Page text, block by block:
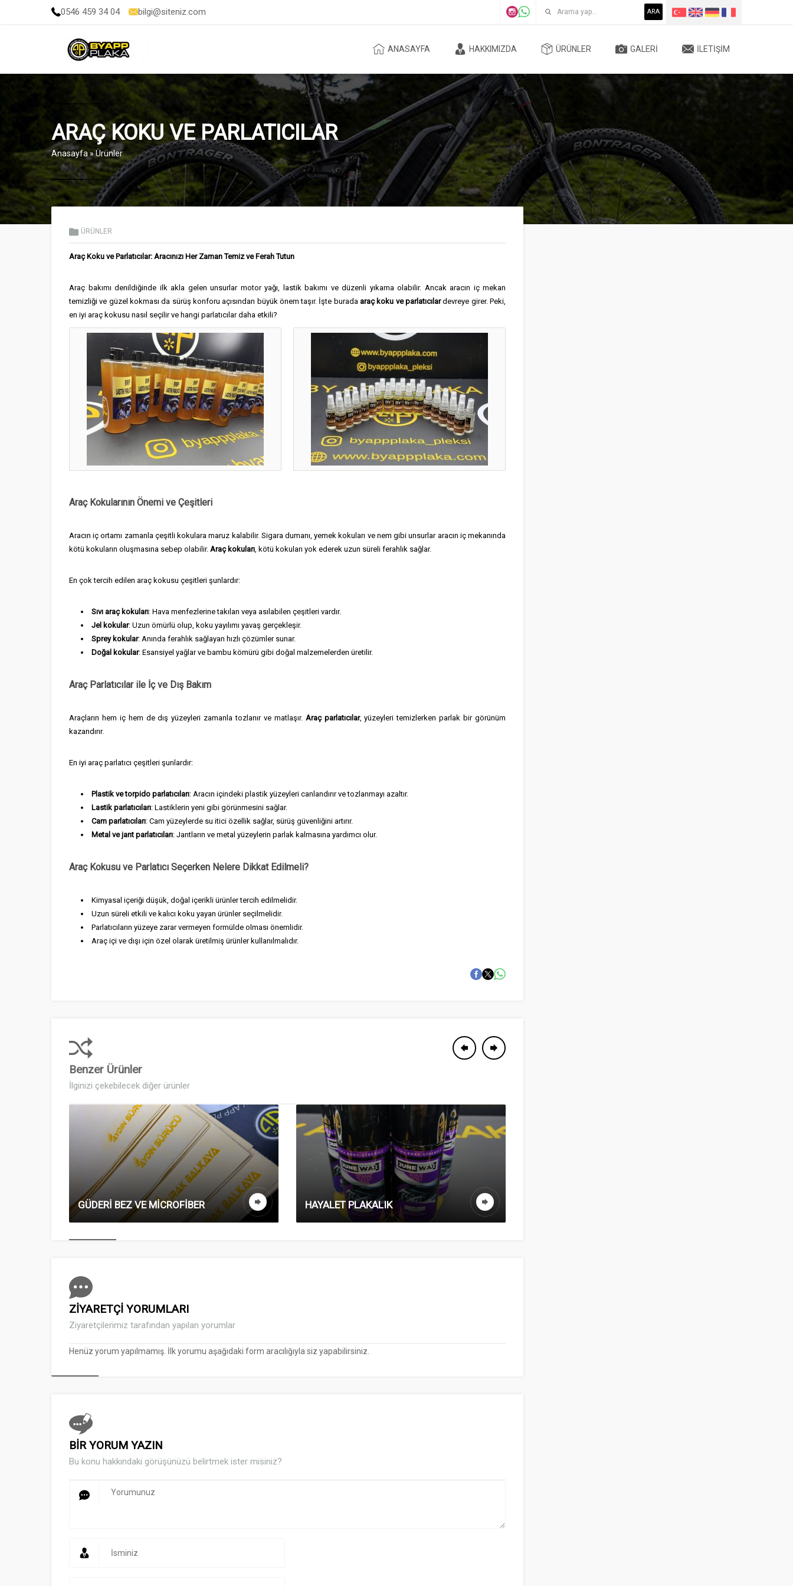
0546 459 34 04 bilgi@siteniz.com ARA
ANASAYFA HAKKIMIZDA ÜRÜNLER GALERI İLETIŞIM
ARAÇ KOKU VE PARLATICILAR
Anasayfa »Ürünler
ÜRÜNLER
Araç Koku ve Parlatıcılar: Aracınızı Her Zaman Temiz ve Ferah Tutun
Araç bakımı denildiğinde ilk akla gelen unsurlar motor yağı, lastik bakımı ve düzenli yıkama olabilir. Ancak aracın iç mekan
temizliği ve güzel kokması da sürüş konforu açısından büyük önem taşır. İşte burada araç koku ve parlatıcılardevreye girer. Peki,
en iyi araç kokusu nasıl seçilir ve hangi parlatıcılar daha etkili?
Araç Kokularının Önemi ve Çeşitleri
Aracın iç ortamı zamanla çeşitli kokulara maruz kalabilir. Sigara dumanı, yemek kokuları ve nem gibi unsurlar aracın iç mekanında
kötü kokuların oluşmasına sebep olabilir. Araç kokuları, kötü kokuları yok ederek uzun süreli ferahlık sağlar.
En çok tercih edilen araç kokusu çeşitleri şunlardır:
Sıvı araç kokuları: Hava menfezlerine takılan veya asılabilen çeşitleri vardır.
Jel kokular: Uzun ömürlü olup, koku yayılımı yavaş gerçekleşir.
Sprey kokular: Anında ferahlık sağlayan hızlı çözümler sunar.
Doğal kokular: Esansiyel yağlar ve bambu kömürü gibi doğal malzemelerden üretilir.
Araç Parlatıcılar ile İç ve Dış Bakım
Araçların hem iç hem de dış yüzeyleri zamanla tozlanır ve matlaşır. Araç parlatıcılar, yüzeyleri temizlerken parlak bir görünüm
kazandırır.
En iyi araç parlatıcı çeşitleri şunlardır:
Plastik ve torpido parlatıcıları: Aracın içindeki plastik yüzeyleri canlandırır ve tozlanmayı azaltır.
Lastik parlatıcıları: Lastiklerin yeni gibi görünmesini sağlar.
Cam parlatıcıları: Cam yüzeylerde su itici özellik sağlar, sürüş güvenliğini artırır.
Metal ve jant parlatıcıları: Jantların ve metal yüzeylerin parlak kalmasına yardımcı olur.
Araç Kokusu ve Parlatıcı Seçerken Nelere Dikkat Edilmeli?
Kimyasal içeriği düşük, doğal içerikli ürünler tercih edilmelidir.
Uzun süreli etkili ve kalıcı koku yayan ürünler seçilmelidir.
Parlatıcıların yüzeye zarar vermeyen formülde olması önemlidir.
Araç içi ve dışı için özel olarak üretilmiş ürünler kullanılmalıdır.
Benzer Ürünler
İlginizi çekebilecek diğer ürünler
GÜDERİ BEZ VE MİCROFİBER HAYALET PLAKALIK
ZİYARETÇİ YORUMLARI
Ziyaretçilerimiz tarafından yapılan yorumlar
Henüz yorum yapılmamış. İlk yorumu aşağıdaki form aracılığıyla siz yapabilirsiniz.
BİR YORUM YAZIN
Bu konu hakkındaki görüşünüzü belirtmek ister misiniz?